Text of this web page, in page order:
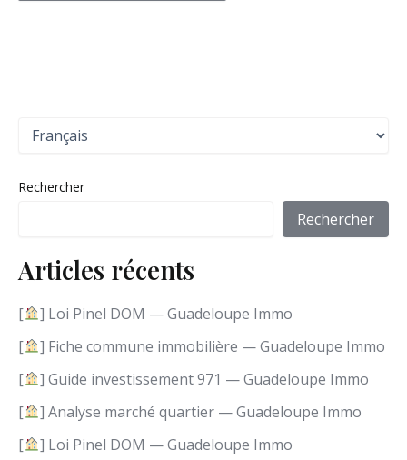
i
s
n
l
a
n
u
Rechercher
Rechercher
Articles récents
[
] Loi Pinel DOM — Guadeloupe Immo
[
] Fiche commune immobilière — Guadeloupe Immo
[
] Guide investissement 971 — Guadeloupe Immo
[
] Analyse marché quartier — Guadeloupe Immo
[
] Loi Pinel DOM — Guadeloupe Immo